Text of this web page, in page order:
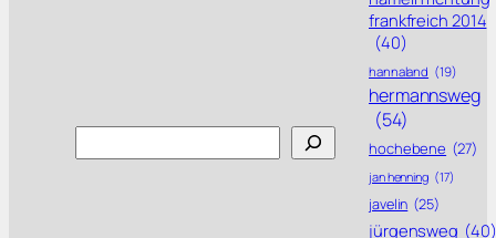
frankfreich 2014
(40)
hannaland (19)
hermannsweg
(54)
hochebene (27)
jan henning (17)
javelin (25)
jürgensweg (40)